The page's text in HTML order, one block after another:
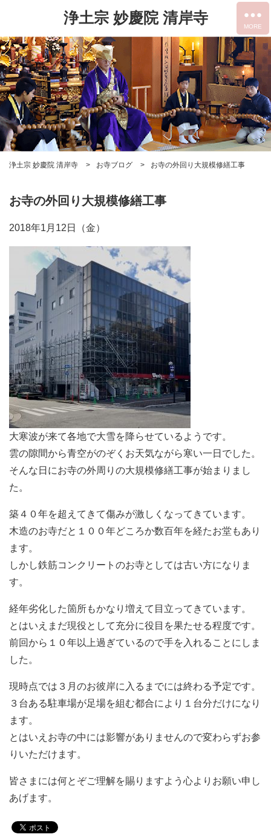
浄土宗 妙慶院 清岸寺
浄土宗 妙慶院 清岸寺 お寺ブログ お寺の外回り大規模修繕工事
お寺の外回り大規模修繕工事
2018年1月12日（金）
大寒波が来て各地で大雪を降らせているようです。
雲の隙間から青空がのぞくお天気ながら寒い一日でした。
そんな日にお寺の外周りの大規模修繕工事が始まりまし
た。
築４０年を超えてきて傷みが激しくなってきています。
木造のお寺だと１００年どころか数百年を経たお堂もあり
ます。
しかし鉄筋コンクリートのお寺としては古い方になりま
す。
経年劣化した箇所もかなり増えて目立ってきています。
とはいえまだ現役として充分に役目を果たせる程度です。
前回から１０年以上過ぎているので手を入れることにしま
した。
現時点では３月のお彼岸に入るまでには終わる予定です。
３台ある駐車場が足場を組む都合により１台分だけになり
ます。
とはいえお寺の中には影響がありませんので変わらずお参
りいただけます。
皆さまには何とぞご理解を賜りますよう心よりお願い申し
あげます。